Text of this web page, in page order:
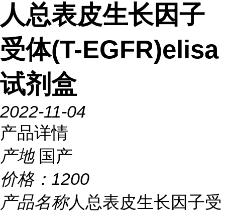
人总表皮生长因子
受体(T-EGFR)elisa
试剂盒
2022-11-04
产品详情
产地 国产
价格： 1200
产品名称人总表皮生长因子受